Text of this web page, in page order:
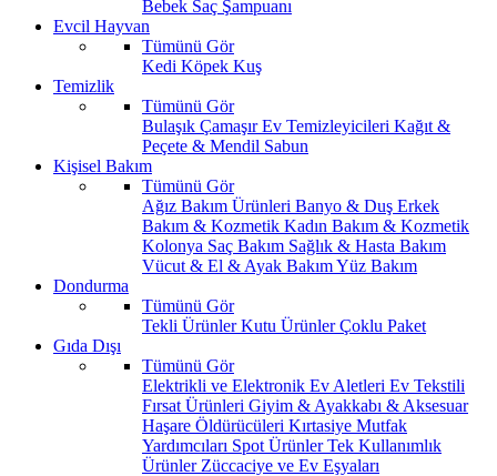
Bebek Saç Şampuanı
Evcil Hayvan
Tümünü Gör
Kedi Köpek Kuş
Temizlik
Tümünü Gör
Bulaşık ÇamaşırEv Temizleyicileri Kağıt &
Peçete & Mendil Sabun
Kişisel Bakım
Tümünü Gör
Ağız Bakım Ürünleri Banyo & Duş Erkek
Bakım & Kozmetik Kadın Bakım & Kozmetik
Kolonya Saç Bakım Sağlık & Hasta Bakım
Vücut & El & Ayak BakımYüz Bakım
Dondurma
Tümünü Gör
Tekli ÜrünlerKutu ÜrünlerÇoklu Paket
Gıda Dışı
Tümünü Gör
Elektrikli ve Elektronik Ev Aletleri Ev Tekstili
Fırsat Ürünleri Giyim & Ayakkabı & Aksesuar
Haşare Öldürücüleri Kırtasiye Mutfak
Yardımcıları Spot ÜrünlerTek Kullanımlık
Ürünler Züccaciye ve Ev Eşyaları